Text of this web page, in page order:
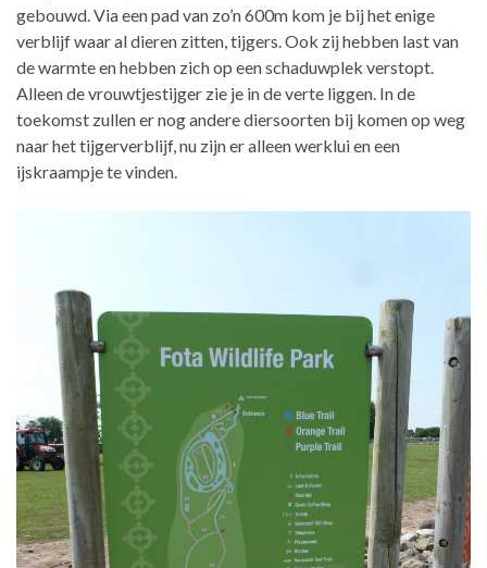
gebouwd. Via een pad van zo’n 600m kom je bij het enige
verblijf waar al dieren zitten, tijgers. Ook zij hebben last van
de warmte en hebben zich op een schaduwplek verstopt.
Alleen de vrouwtjestijger zie je in de verte liggen. In de
toekomst zullen er nog andere diersoorten bij komen op weg
naar het tijgerverblijf, nu zijn er alleen werklui en een
ijskraampje te vinden.